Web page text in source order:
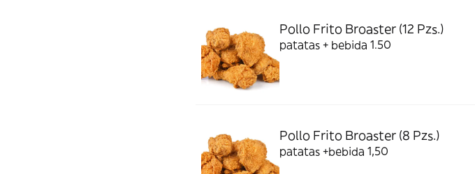
Pollo Frito Broaster (12 Pzs.)
patatas + bebida 1.50
Pollo Frito Broaster (8 Pzs.)
patatas +bebida 1,50